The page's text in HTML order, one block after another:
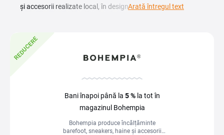
și accesorii realizate local, în designuri atemporale și cu
un preț mai avantajos, fără să renunți la confortul tălpii
flexibile. Pe această pagină găsești codurile și promoțiile
comanda. Fie că vrei o pereche de sneakers din materiale
cupon Bohempia te ajută să economisești la articolele
alese. Verifică ofertele disponibile și alege voucherul potrivit
pentru coșul tău.
Arată întregul text
REDUCERE
Bani înapoi până la 5 %la tot în
magazinul Bohempia
Bohempia produce încălțăminte
barefoot, sneakers, haine și accesorii